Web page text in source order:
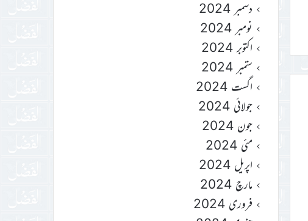
دسمبر 2024
نومبر 2024
اکتوبر 2024
ستمبر 2024
اگست 2024
جولائی 2024
جون 2024
مئی 2024
اپریل 2024
مارچ 2024
فروری 2024